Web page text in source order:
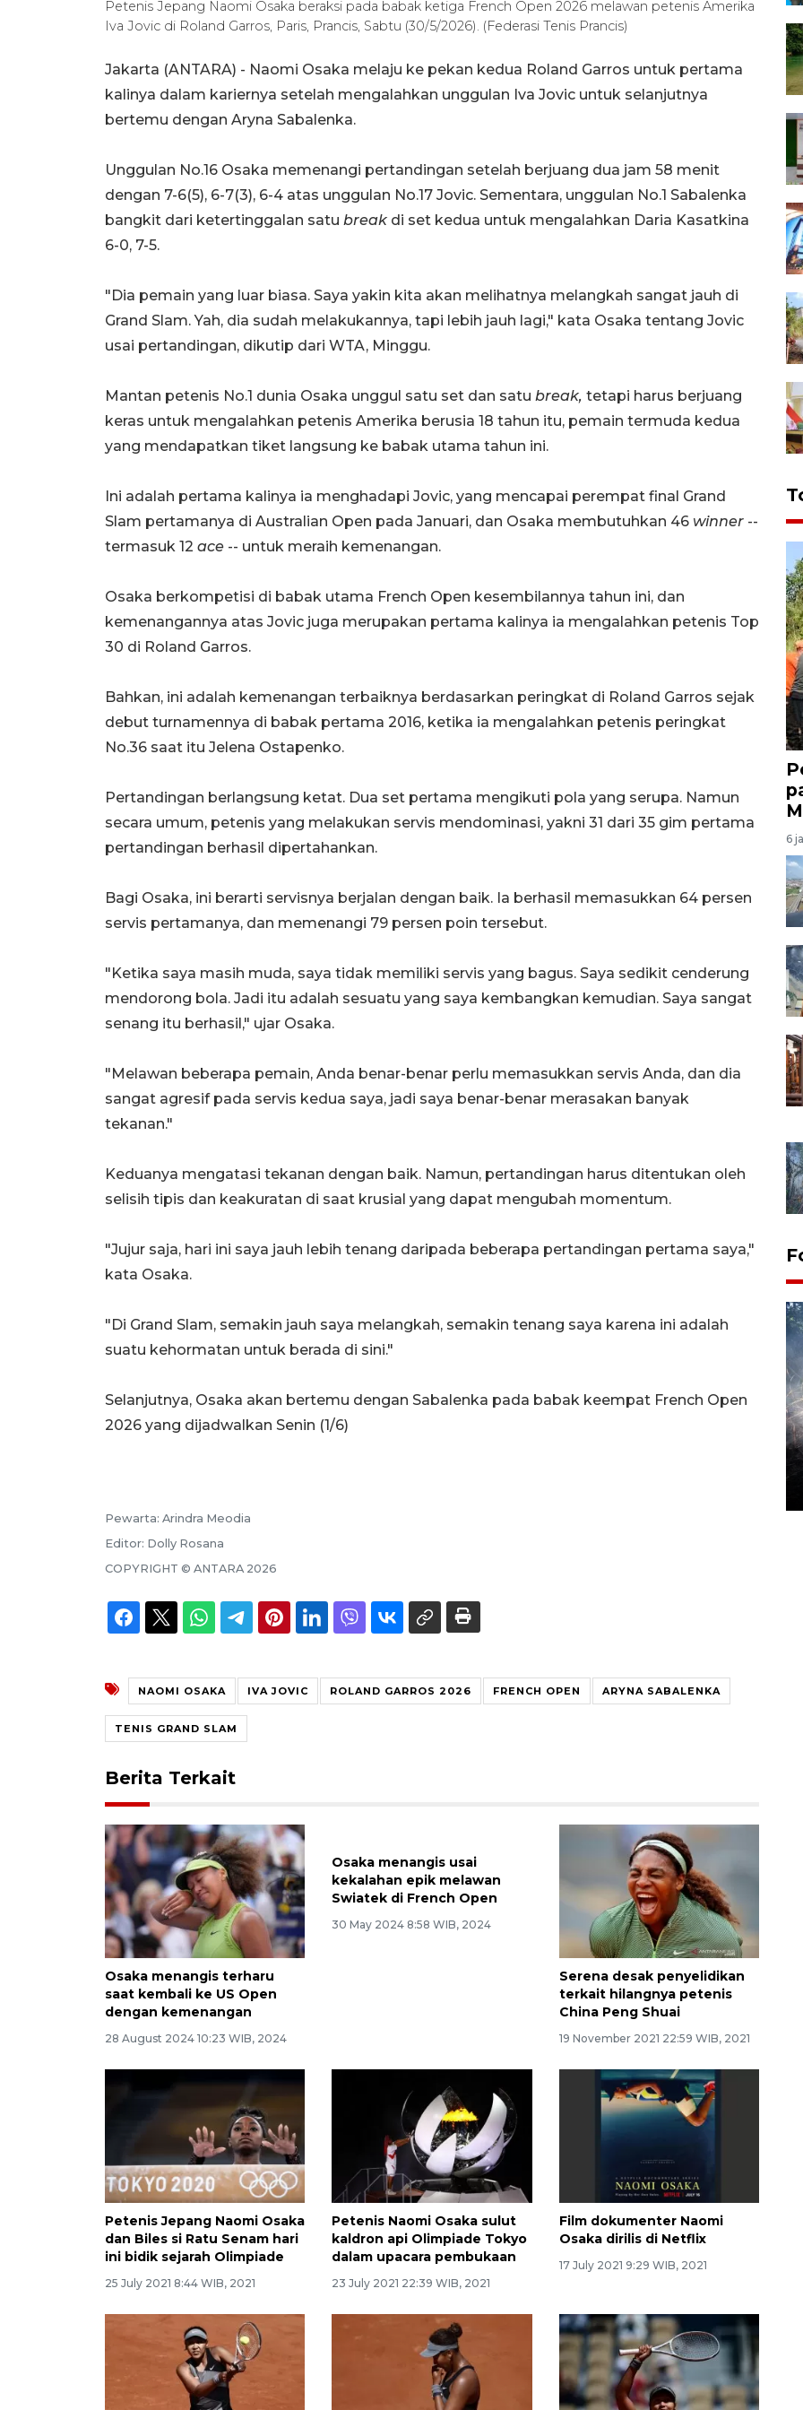
Petenis Jepang Naomi Osaka beraksi pada babak ketiga French Open 2026 melawan petenis Amerika
Iva Jovic di Roland Garros, Paris, Prancis, Sabtu (30/5/2026). (Federasi Tenis Prancis)
Jakarta (ANTARA) - Naomi Osaka melaju ke pekan kedua Roland Garros untuk pertama
kalinya dalam kariernya setelah mengalahkan unggulan Iva Jovic untuk selanjutnya
bertemu dengan Aryna Sabalenka.
Unggulan No.16 Osaka memenangi pertandingan setelah berjuang dua jam 58 menit
dengan 7-6(5), 6-7(3), 6-4 atas unggulan No.17 Jovic. Sementara, unggulan No.1 Sabalenka
bangkit dari ketertinggalan satu break di set kedua untuk mengalahkan Daria Kasatkina
6-0, 7-5.
"Dia pemain yang luar biasa. Saya yakin kita akan melihatnya melangkah sangat jauh di
Grand Slam. Yah, dia sudah melakukannya, tapi lebih jauh lagi," kata Osaka tentang Jovic
usai pertandingan, dikutip dari WTA, Minggu.
Mantan petenis No.1 dunia Osaka unggul satu set dan satu break, tetapi harus berjuang
keras untuk mengalahkan petenis Amerika berusia 18 tahun itu, pemain termuda kedua
yang mendapatkan tiket langsung ke babak utama tahun ini.
Ini adalah pertama kalinya ia menghadapi Jovic, yang mencapai perempat final Grand
Slam pertamanya di Australian Open pada Januari, dan Osaka membutuhkan 46 winner --
termasuk 12 ace -- untuk meraih kemenangan.
Osaka berkompetisi di babak utama French Open kesembilannya tahun ini, dan
kemenangannya atas Jovic juga merupakan pertama kalinya ia mengalahkan petenis Top
30 di Roland Garros.
Bahkan, ini adalah kemenangan terbaiknya berdasarkan peringkat di Roland Garros sejak
debut turnamennya di babak pertama 2016, ketika ia mengalahkan petenis peringkat
No.36 saat itu Jelena Ostapenko.
Pertandingan berlangsung ketat. Dua set pertama mengikuti pola yang serupa. Namun
secara umum, petenis yang melakukan servis mendominasi, yakni 31 dari 35 gim pertama
pertandingan berhasil dipertahankan.
Bagi Osaka, ini berarti servisnya berjalan dengan baik. Ia berhasil memasukkan 64 persen
servis pertamanya, dan memenangi 79 persen poin tersebut.
"Ketika saya masih muda, saya tidak memiliki servis yang bagus. Saya sedikit cenderung
mendorong bola. Jadi itu adalah sesuatu yang saya kembangkan kemudian. Saya sangat
senang itu berhasil," ujar Osaka.
"Melawan beberapa pemain, Anda benar-benar perlu memasukkan servis Anda, dan dia
sangat agresif pada servis kedua saya, jadi saya benar-benar merasakan banyak
tekanan."
Keduanya mengatasi tekanan dengan baik. Namun, pertandingan harus ditentukan oleh
selisih tipis dan keakuratan di saat krusial yang dapat mengubah momentum.
"Jujur saja, hari ini saya jauh lebih tenang daripada beberapa pertandingan pertama saya,"
kata Osaka.
"Di Grand Slam, semakin jauh saya melangkah, semakin tenang saya karena ini adalah
suatu kehormatan untuk berada di sini."
Selanjutnya, Osaka akan bertemu dengan Sabalenka pada babak keempat French Open
2026 yang dijadwalkan Senin (1/6)
Pewarta: Arindra Meodia
Editor: Dolly Rosana
COPYRIGHT © ANTARA 2026
NAOMI OSAKA IVA JOVIC ROLAND GARROS 2026 FRENCH OPEN ARYNA SABALENKA
TENIS GRAND SLAM
Berita Terkait
Osaka menangis terharu
saat kembali ke US Open
dengan kemenangan
28 August 2024 10:23 WIB, 2024
Osaka menangis usai
kekalahan epik melawan
Swiatek di French Open
30 May 2024 8:58 WIB, 2024
Serena desak penyelidikan
terkait hilangnya petenis
China Peng Shuai
19 November 2021 22:59 WIB, 2021
Petenis Jepang Naomi Osaka
dan Biles si Ratu Senam hari
ini bidik sejarah Olimpiade
25 July 2021 8:44 WIB, 2021
Petenis Naomi Osaka sulut
kaldron api Olimpiade Tokyo
dalam upacara pembukaan
23 July 2021 22:39 WIB, 2021
Film dokumenter Naomi
Osaka dirilis di Netflix
17 July 2021 9:29 WIB, 2021
6